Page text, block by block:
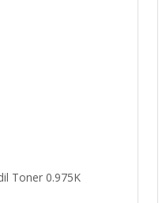
Toner 0.975K